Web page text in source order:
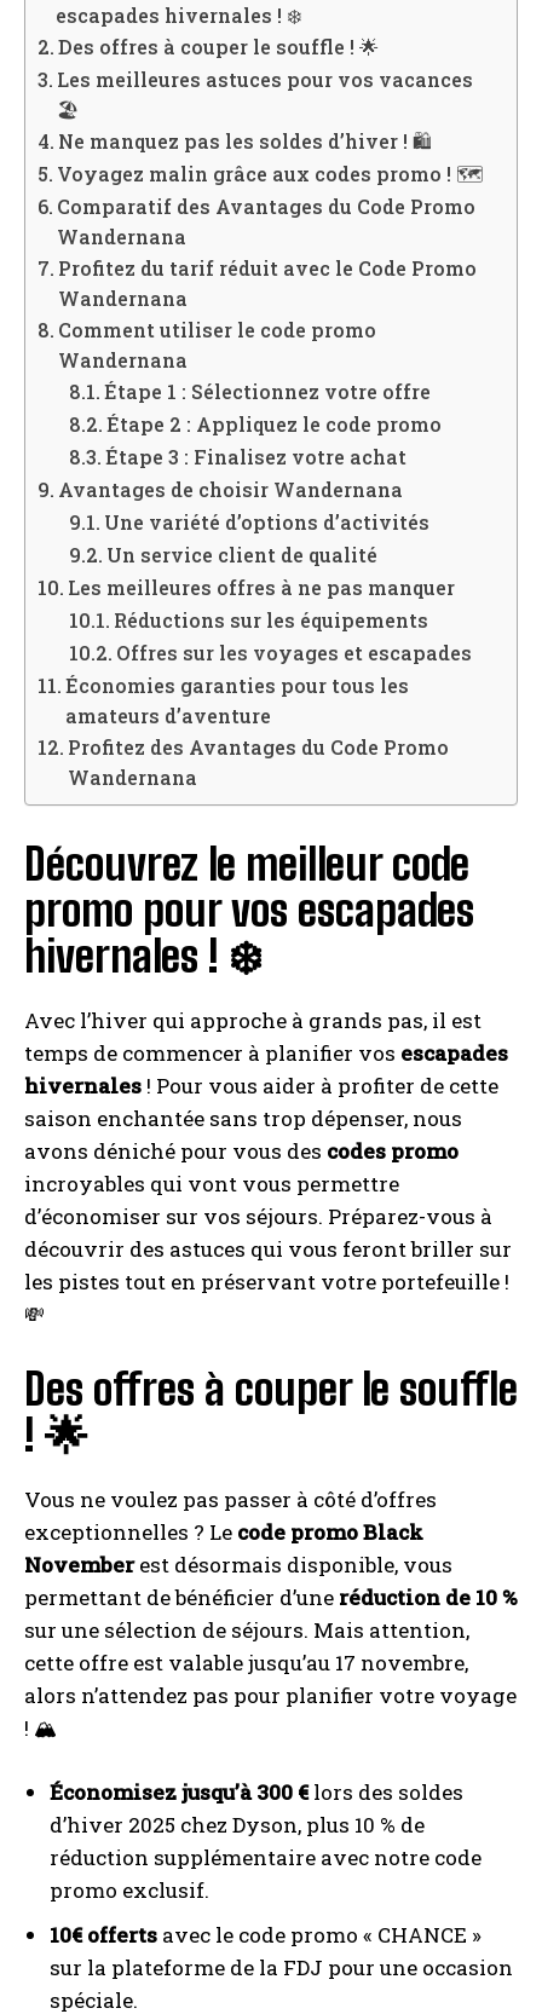
escapades hivernales ! ❄️
Des offres à couper le souffle ! 🌟
Les meilleures astuces pour vos vacances
🏖️
Ne manquez pas les soldes d’hiver ! 🛍️
Voyagez malin grâce aux codes promo ! 🗺️
Comparatif des Avantages du Code Promo
Wandernana
Profitez du tarif réduit avec le Code Promo
Wandernana
Comment utiliser le code promo
Wandernana
Étape 1 : Sélectionnez votre offre
Étape 2 : Appliquez le code promo
Étape 3 : Finalisez votre achat
Avantages de choisir Wandernana
Une variété d’options d’activités
Un service client de qualité
Les meilleures offres à ne pas manquer
Réductions sur les équipements
Offres sur les voyages et escapades
Économies garanties pour tous les
amateurs d’aventure
Profitez des Avantages du Code Promo
Wandernana
Découvrez le meilleur code
promo pour vos escapades
hivernales ! ❄️
Avec l’hiver qui approche à grands pas, il est
temps de commencer à planifier vos escapades
hivernales ! Pour vous aider à profiter de cette
saison enchantée sans trop dépenser, nous
avons déniché pour vous des codes promo
incroyables qui vont vous permettre
d’économiser sur vos séjours. Préparez-vous à
découvrir des astuces qui vous feront briller sur
les pistes tout en préservant votre portefeuille !
💸
Des offres à couper le souffle
! 🌟
Vous ne voulez pas passer à côté d’offres
exceptionnelles ? Le code promo Black
Novemberest désormais disponible, vous
permettant de bénéficier d’une réduction de 10 %
sur une sélection de séjours. Mais attention,
cette offre est valable jusqu’au 17 novembre,
alors n’attendez pas pour planifier votre voyage
! 🏔️
Économisez jusqu’à 300 €lors des soldes
d’hiver 2025 chez Dyson, plus 10 % de
réduction supplémentaire avec notre code
promo exclusif.
10€ offerts avec le code promo « CHANCE »
sur la plateforme de la FDJ pour une occasion
spéciale.